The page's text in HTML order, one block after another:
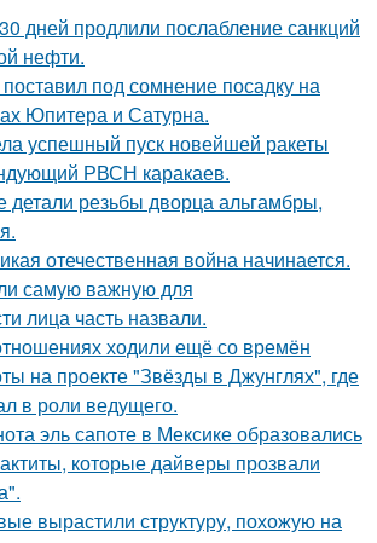
дней продлили послабление санкций
нефти.
под сомнение посадку на
Юпитера и Сатурна.
успешный пуск новейшей ракеты
РВСН каракаев.
резьбы дворца альгамбры,
отечественная война начинается.
самую важную для
лица часть назвали.
ходили ещё со времён
на проекте "Звёзды в Джунглях", где
в роли ведущего.
эль сапоте в Мексике образовались
которые дайверы прозвали
вырастили структуру, похожую на